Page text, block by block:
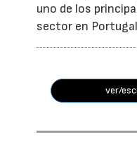
uno de los
sector en
ver/